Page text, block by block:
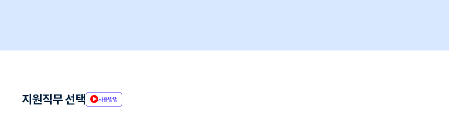
지원직무 선택 사용방법